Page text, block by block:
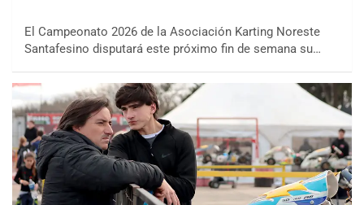
El Campeonato 2026 de la Asociación Karting Noreste
Santafesino disputará este próximo fin de semana su…